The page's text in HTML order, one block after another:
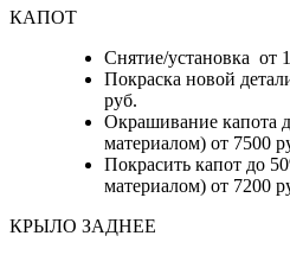
КАПОТ
Снятие/установка от
Покраска новой
руб.
Окрашивание капота
материалом) от 7500
Покрасить капот до
материалом) от 7200
КРЫЛО ЗАДНЕЕ